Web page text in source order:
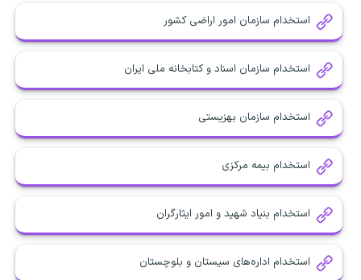
استخدام سازمان امور اراضی کشور
استخدام سازمان اسناد و کتابخانه ملی ایران
استخدام سازمان بهزیستی
استخدام بیمه مرکزی
استخدام بنیاد شهید و امور ایثارگران
استخدام اداره‌های سیستان و بلوچستان